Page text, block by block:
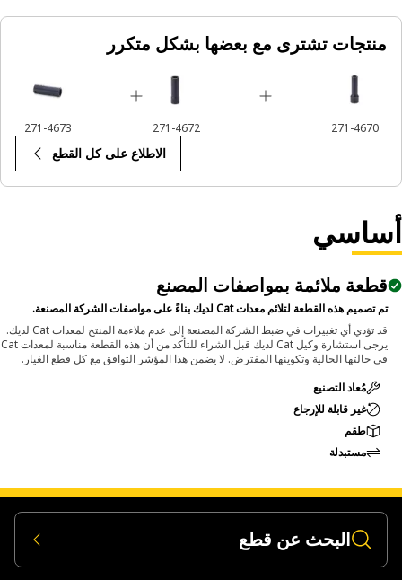
An Impact Socket is utilized in the assembly areas of
equipment, for servicing where high torque and
منتجات تشترى مع بعضها بشكل متكرر
271-4670
271-4672
271-4673
الاطلاع على كل القطع
قطعة ملائمة بمواصفات المصنع
تم تصميم هذه القطعة لتلائم معدات Cat لديك بناءً على مواصفات الشركة المصنعة.
قد تؤدي أي تغييرات في ضبط الشركة المصنعة إلى عدم ملاءمة المنتج لمعدات Cat لديك.
يرجى استشارة وكيل Cat لديك قبل الشراء للتأكد من أن هذه القطعة مناسبة لمعدات Cat
في حالتها الحالية وتكوينها المفترض. لا يضمن هذا المؤشر التوافق مع كل قطع الغيار.
مُعاد التصنيع
غير قابلة للإرجاع
طقم
مستبدلة
البحث عن قطع